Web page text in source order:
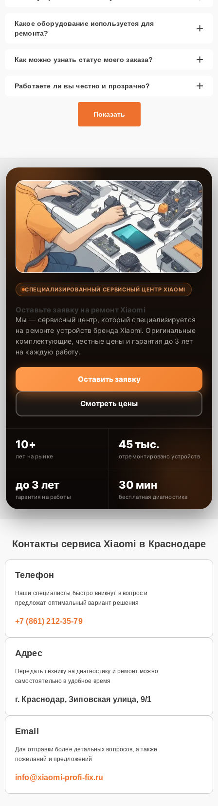
Какое оборудование используется для
ремонта?
+
Как можно узнать статус моего заказа? +
Работаете ли вы честно и прозрачно? +
Показать
СПЕЦИАЛИЗИРОВАННЫЙ СЕРВИСНЫЙ ЦЕНТР XIAOMI
Оставьте заявку на ремонт Xiaomi
Мы — сервисный центр, который специализируется
на ремонте устройств бренда Xiaomi. Оригинальные
комплектующие, честные цены и гарантия до 3 лет
на каждую работу.
Оставить заявку
Смотреть цены
10+
лет на рынке
45 тыс.
отремонтировано устройств
до 3 лет
гарантия на работы
30 мин
бесплатная диагностика
Контакты сервиса Xiaomi в Краснодаре
Телефон
Наши специалисты быстро вникнут в вопрос и
предложат оптимальный вариант решения
+7 (861) 212-35-79
Адрес
Передать технику на диагностику и ремонт можно
самостоятельно в удобное время
г. Краснодар, Зиповская улица, 9/1
Email
Для отправки более детальных вопросов, а также
пожеланий и предложений
info@xiaomi-profi-fix.ru